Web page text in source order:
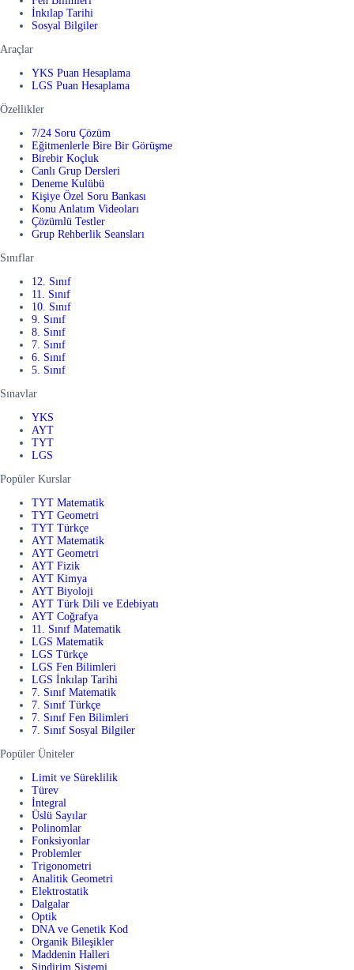
İnkılap Tarihi
Sosyal Bilgiler
Araçlar
YKS Puan Hesaplama
LGS Puan Hesaplama
Özellikler
7/24 Soru Çözüm
Eğitmenlerle Bire Bir Görüşme
Birebir Koçluk
Canlı Grup Dersleri
Deneme Kulübü
Kişiye Özel Soru Bankası
Konu Anlatım Videoları
Çözümlü Testler
Grup Rehberlik Seansları
Sınıflar
12. Sınıf
11. Sınıf
10. Sınıf
9. Sınıf
8. Sınıf
7. Sınıf
6. Sınıf
5. Sınıf
Sınavlar
YKS
AYT
TYT
LGS
Popüler Kurslar
TYT Matematik
TYT Geometri
TYT Türkçe
AYT Matematik
AYT Geometri
AYT Fizik
AYT Kimya
AYT Biyoloji
AYT Türk Dili ve Edebiyatı
AYT Coğrafya
11. Sınıf Matematik
LGS Matematik
LGS Türkçe
LGS Fen Bilimleri
LGS İnkılap Tarihi
7. Sınıf Matematik
7. Sınıf Türkçe
7. Sınıf Fen Bilimleri
7. Sınıf Sosyal Bilgiler
Popüler Üniteler
Limit ve Süreklilik
Türev
İntegral
Üslü Sayılar
Polinomlar
Fonksiyonlar
Problemler
Trigonometri
Analitik Geometri
Elektrostatik
Dalgalar
Optik
DNA ve Genetik Kod
Organik Bileşikler
Maddenin Halleri
Sindirim Sistemi